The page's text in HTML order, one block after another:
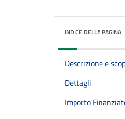
INDICE DELLA PAGINA
Descrizione e
Dettagli
Importo